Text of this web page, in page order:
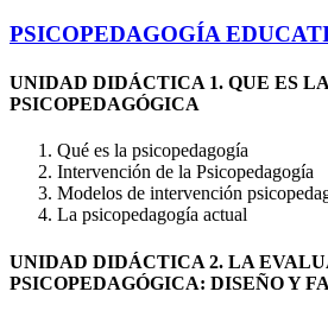
PSICOPEDAGOGÍA
UNIDAD DIDÁCTICA 1. QUE ES
PSICOPEDAGÓGICA
Qué es la psicopedagogía
Intervención de la Psicopedagogía
Modelos de intervención
La psicopedagogía actual
UNIDAD DIDÁCTICA 2. LA
PSICOPEDAGÓGICA: DISEÑO Y